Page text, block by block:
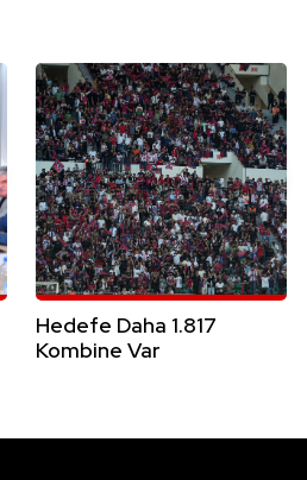
Hedefe Daha 1.817
Kombine Var